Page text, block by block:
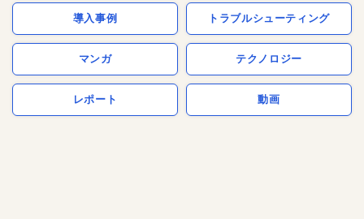
導入事例 トラブルシューティング
マンガ テクノロジー
レポート 動画